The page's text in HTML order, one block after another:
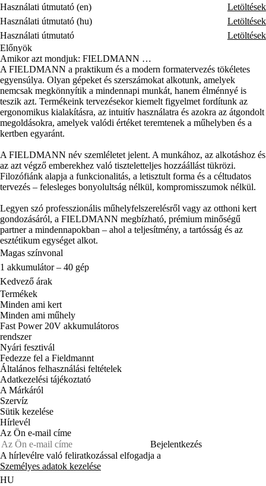
Használati útmutató (en)
Letöltések
Használati útmutató (hu)
Letöltések
Használati útmutató
Letöltések
Előnyök
Amikor azt mondjuk: FIELDMANN …
A FIELDMANN a praktikum és a modern formatervezés tökéletes
egyensúlya. Olyan gépeket és szerszámokat alkotunk, amelyek
nemcsak megkönnyítik a mindennapi munkát, hanem élménnyé is
teszik azt. Termékeink tervezésekor kiemelt figyelmet fordítunk az
ergonomikus kialakításra, az intuitív használatra és azokra az átgondolt
megoldásokra, amelyek valódi értéket teremtenek a műhelyben és a
kertben egyaránt.
A FIELDMANN név szemléletet jelent. A munkához, az alkotáshoz és
az azt végző emberekhez való tiszteletteljes hozzáállást tükrözi.
Filozófiánk alapja a funkcionalitás, a letisztult forma és a céltudatos
tervezés – felesleges bonyolultság nélkül, kompromisszumok nélkül.
Legyen szó professzionális műhelyfelszerelésről vagy az otthoni kert
gondozásáról, a FIELDMANN megbízható, prémium minőségű
partner a mindennapokban – ahol a teljesítmény, a tartósság és az
esztétikum egységet alkot.
Magas színvonal
1 akkumulátor – 40 gép
Kedvező árak
Termékek
Minden ami kert
Minden ami műhely
Fast Power 20V akkumulátoros
rendszer
Nyári fesztivál
Fedezze fel a Fieldmannt
Általános felhasználási feltételek
Adatkezelési tájékoztató
A Márkáról
Szervíz
Sütik kezelése
Hírlevél
Az Ön e-mail címe
Bejelentkezés
A hírlevélre való feliratkozással elfogadja a
Személyes adatok kezelése
HU